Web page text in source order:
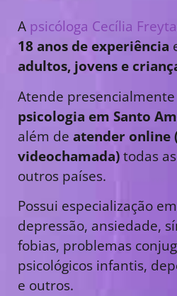
A psicóloga Cecília
18 anos de experiência
adultos, jovens e
Atende presencialmente
psicologia em Santo
além de atender online
videochamada)todas
outros países.
Possui especialização em
depressão, ansiedade,
fobias, problemas
psicológicos infantis,
e outros.